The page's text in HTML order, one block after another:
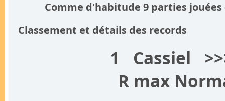
Comme d'habitude 9 parties
Classement et détails des records
1 Cassiel
R max